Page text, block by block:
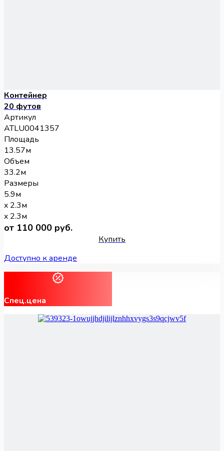
Контейнер
20 футов
Артикул
ATLU0041357
Площадь
13.57м
Объем
33.2м
Размеры
5.9м
x 2.3м
x 2.3м
от 110 000 руб.
Купить
Доступно к аренде
Спец.цена